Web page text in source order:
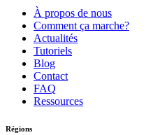
À propos de nous
Comment ça marche?
Actualités
Tutoriels
Blog
Contact
FAQ
Ressources
Régions